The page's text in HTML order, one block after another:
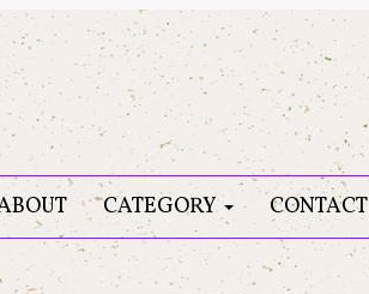
CATEGORY CONTACT